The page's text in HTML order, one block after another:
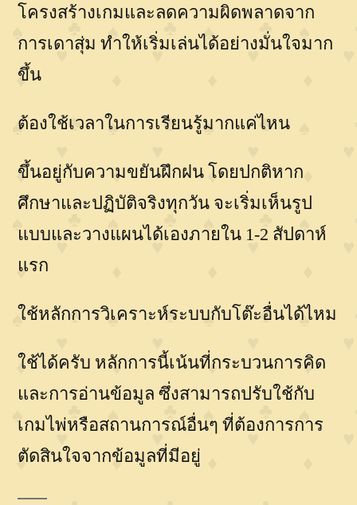
โครงสร้างเกมและลดความผิดพลาดจาก
การเดาสุ่ม ทำให้เริ่มเล่นได้อย่างมั่นใจมาก
ขึ้น
ต้องใช้เวลาในการเรียนรู้มากแค่ไหน
ขึ้นอยู่กับความขยันฝึกฝน โดยปกติหาก
ศึกษาและปฏิบัติจริงทุกวัน จะเริ่มเห็นรูป
แบบและวางแผนได้เองภายใน 1-2 สัปดาห์
แรก
ใช้หลักการวิเคราะห์ระบบกับโต๊ะอื่นได้ไหม
ใช้ได้ครับ หลักการนี้เน้นที่กระบวนการคิด
และการอ่านข้อมูล ซึ่งสามารถปรับใช้กับ
เกมไพ่หรือสถานการณ์อื่นๆ ที่ต้องการการ
ตัดสินใจจากข้อมูลที่มีอยู่